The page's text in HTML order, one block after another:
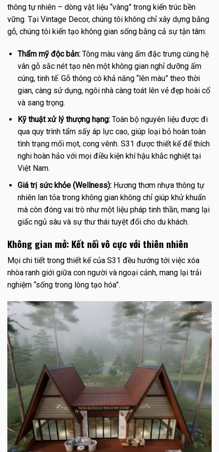
thông tự nhiên – dòng vật liệu “vàng” trong kiến trúc bền
vững. Tại Vintage Decor, chúng tôi không chỉ xây dựng bằng
gỗ, chúng tôi kiến tạo không gian sống bằng cả sự tận tâm:
Thẩm mỹ độc bản:Tông màu vàng ấm đặc trưng cùng hệ
vân gỗ sắc nét tạo nên một không gian nghỉ dưỡng ấm
cúng, tinh tế. Gỗ thông có khả năng “lên màu” theo thời
gian, càng sử dụng, ngôi nhà càng toát lên vẻ đẹp hoài cổ
và sang trọng.
Kỹ thuật xử lý thượng hạng:Toàn bộ nguyên liệu được đi
qua quy trình tẩm sấy áp lực cao, giúp loại bỏ hoàn toàn
tình trạng mối mọt, cong vênh. S31 được thiết kế để thích
nghi hoàn hảo với mọi điều kiện khí hậu khắc nghiệt tại
Việt Nam.
Giá trị sức khỏe (Wellness):Hương thơm nhựa thông tự
nhiên lan tỏa trong không gian không chỉ giúp khử khuẩn
mà còn đóng vai trò như một liệu pháp tinh thần, mang lại
giấc ngủ sâu và sự thư thái tuyệt đối cho du khách.
Không gian mở: Kết nối vô cực với thiên nhiên
Mọi chi tiết trong thiết kế của S31 đều hướng tới việc xóa
nhòa ranh giới giữa con người và ngoại cảnh, mang lại trải
nghiệm “sống trong lòng tạo hóa”.